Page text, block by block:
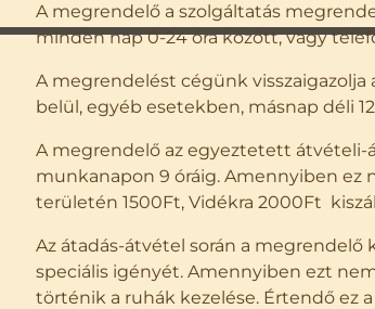
A megrendelő a szolgáltatás
minden nap 0-24 óra között, vagy
A megrendelést cégünk
belül, egyéb esetekben, másnap déli
A megrendelő az egyeztetett átvételi-
munkanapon 9 óráig. Amennyiben ez
területén 1500Ft, Vidékra 2000Ft
Az átadás-átvétel során a megrendelő
speciális igényét. Amennyiben ezt
történik a ruhák kezelése. Értendő ez a